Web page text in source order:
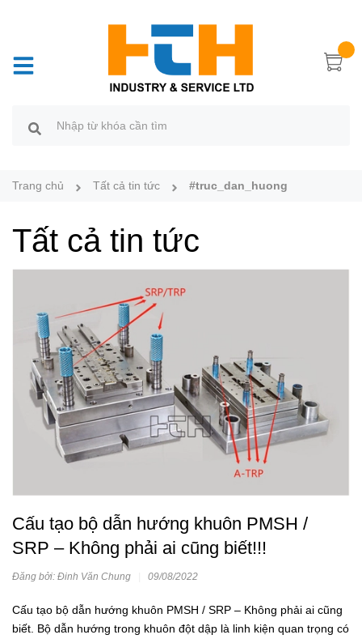
Trang chủ Tất cả tin tức #truc_dan_huong
Tất cả tin tức
Cấu tạo bộ dẫn hướng khuôn PMSH /
SRP – Không phải ai cũng biết!!!
Đăng bởi: Đinh Văn Chung 09/08/2022
Cấu tạo bộ dẫn hướng khuôn PMSH / SRP – Không phải ai cũng
biết. Bộ dẫn hướng trong khuôn đột dập là linh kiện quan trọng có